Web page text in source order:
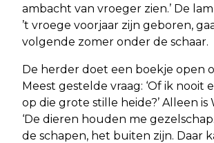
ambacht van vroeger zien.’ De
’t vroege voorjaar zijn geboren,
volgende zomer onder de schaar.
De herder doet een boekje open
Meest gestelde vraag: ‘Of ik nooit
op die grote stille heide?’ Alleen is
‘De dieren houden me
de schapen, het buiten zijn. Daar